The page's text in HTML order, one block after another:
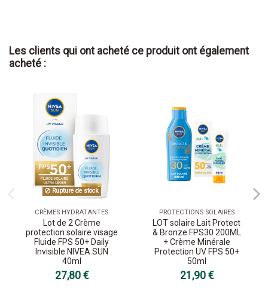
Les clients qui ont acheté ce produit ont également
acheté :
Rupture de stock
CRÈMES HYDRATANTES
Lot de 2 Crème
protection solaire visage
Fluide FPS 50+ Daily
Invisible NIVEA SUN
40ml
27,80 €
PROTECTIONS SOLAIRES
LOT solaire Lait Protect
& Bronze FPS30 200ML
+ Crème Minérale
Protection UV FPS 50+
50ml
21,90 €